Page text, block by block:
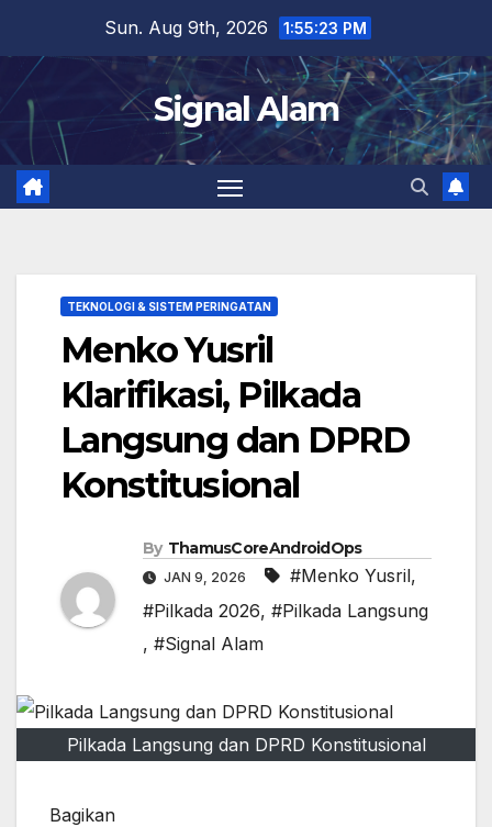
content
Sun. Aug 9th, 2026 1:55:24 PM
Signal Alam
TEKNOLOGI & SISTEM PERINGATAN
Menko Yusril
Klarifikasi, Pilkada
Langsung dan DPRD
Konstitusional
By ThamusCoreAndroidOps
JAN 9, 2026 #Menko Yusril,
#Pilkada 2026, #Pilkada Langsung
, #Signal Alam
Pilkada Langsung dan DPRD Konstitusional
Bagikan